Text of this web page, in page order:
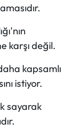
karşı değil.
kapsamlı
istiyor.
sayarak